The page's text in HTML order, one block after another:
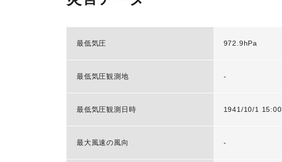
最低気圧 972.9hPa
最低気圧観測地 -
最低気圧観測日時 1941/10/1 15:00
最大風速の風向 -